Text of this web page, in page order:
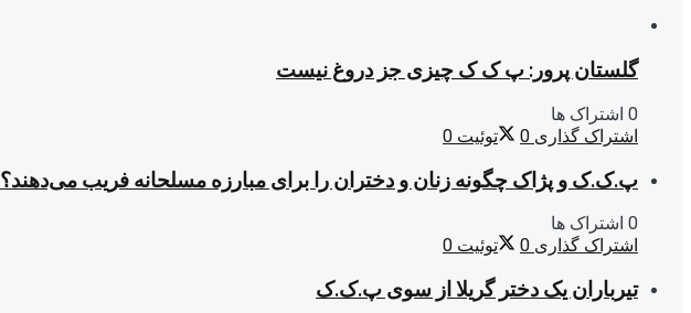
گلستان پرور: پ ک ک چیزی جز دروغ نیست
0 اشتراک ها
اشتراک گذاری 0 توئیت 0
پ.ک.ک و پژاک چگونه زنان و دختران را برای مبارزه مسلحانه فریب می‌دهند؟
0 اشتراک ها
اشتراک گذاری 0 توئیت 0
تیرباران یک دختر گریلا از سوی پ.ک.ک